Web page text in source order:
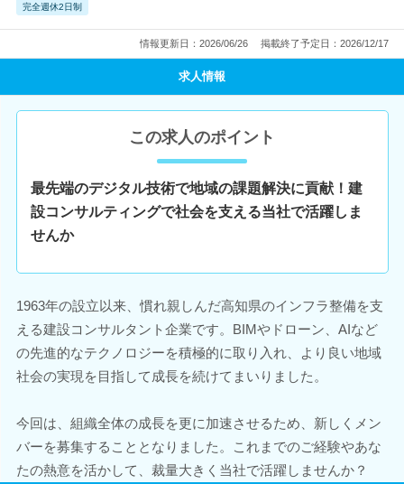
完全週休2日制
情報更新日：2026/06/26 掲載終了予定日：2026/12/17
求人情報
この求人のポイント
最先端のデジタル技術で地域の課題解決に貢献！建
設コンサルティングで社会を支える当社で活躍しま
せんか
1963年の設立以来、慣れ親しんだ高知県のインフラ整備を支
える建設コンサルタント企業です。BIMやドローン、AIなど
の先進的なテクノロジーを積極的に取り入れ、より良い地域
社会の実現を目指して成長を続けてまいりました。
今回は、組織全体の成長を更に加速させるため、新しくメン
バーを募集することとなりました。これまでのご経験やあな
たの熱意を活かして、裁量大きく当社で活躍しませんか？